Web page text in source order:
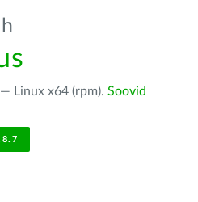
Linux x64 (rpm). Soovid